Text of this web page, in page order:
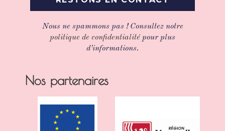
Nous ne spammons pas ! Consultez notre
politique de confidentialitépour plus
d’informations.
Nos partenaires